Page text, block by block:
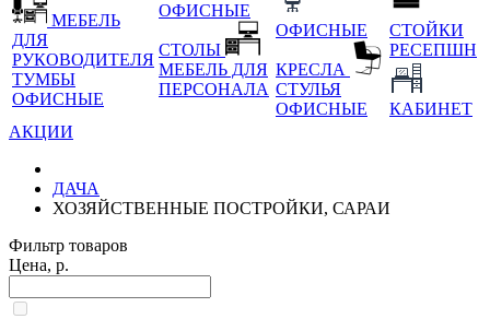
МЕБЕЛЬ
ДЛЯ
РУКОВОДИТЕЛЯ
ТУМБЫ
ОФИСНЫЕ
ОФИСНЫЕ
СТОЛЫ
МЕБЕЛЬ ДЛЯ
ПЕРСОНАЛА
ОФИСНЫЕ
КРЕСЛА
СТУЛЬЯ
ОФИСНЫЕ
СТОЙКИ
РЕСЕПШН
КАБИНЕТ
АКЦИИ
ДАЧА
ХОЗЯЙСТВЕННЫЕ ПОСТРОЙКИ, САРАИ
Фильтр товаров
Цена, р.